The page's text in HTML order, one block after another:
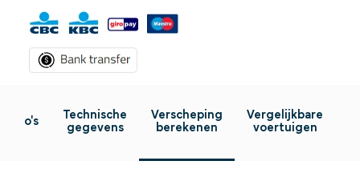
Foto's
Technische
gegevens
Verscheping
berekenen
Vergelijkbare
voertuigen